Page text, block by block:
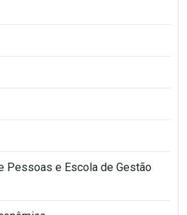
Pessoas e Escola de Gestão